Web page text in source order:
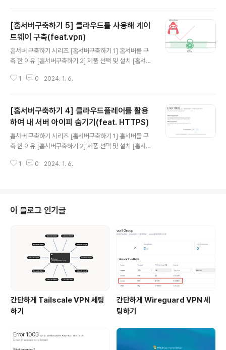
서버구축하기 6] Docker 및 Docker Swarm 설정하기
[홈서버구축하기 7] 공유 스토리지를 만들어보자(feat. 시
놀로지) [홈서버구축하기 8] 완성된 내 홈서버 네트워크 구
성도 및 홈서버 배치 모습 그리고 총 비용 홈서버에서 서비
스 운영을 위해서 나는 Docker 그리고 Docker Swarm
사용했다. 이번글에는 그 이유와, 사용법을 서술 ..
[홈서버구축하기 5] 클라우드를 사용해 게이
트웨이 구축(feat.vpn)
홈서버 구축하기 시리즈 [홈서버구축하기 1] 홈서버를 구
축 한 이유 [홈서버구축하기 2] 제품 선택 및 설치 [홈서버
고 DDNS [홈서버구축하기 4] 클라우드플레어를 활용하
서버구축하기 6] Docker 및 Docker Swarm 설정하기
[홈서버구축하기 7] 공유 스토리지를 만들어보자(feat. 시
놀로지) [홈서버구축하기 8] 완성된 내 홈서버 네트워크 구
성도 및 홈서버 배치 모습 그리고 총 비용 내가 처음 홈서버
구축에 크게 걱정하던 것 중 하나가 DDoS이다. 첫째, Clo
udflare에서 DDoS 보호모드가 있다라고는 ..
1 0 2024. 1. 6.
[홈서버구축하기 4] 클라우드플레어를 활용
하여 내 서버 아이피 숨기기(feat. HTTPS)
홈서버 구축하기 시리즈 [홈서버구축하기 1] 홈서버를 구
축 한 이유 [홈서버구축하기 2] 제품 선택 및 설치 [홈서버
고 DDNS [홈서버구축하기 4] 클라우드플레어를 활용하
[홈서버구축하기 7] 공유 스토리지를 만들어보자(feat. 시
놀로지) [홈서버구축하기 8] 완성된 내 홈서버 네트워크 구
대로 내가 염려하는 사항중에 하나는 내 서버의 아이피가
공공에 노출되는 것이다. 이는 누군가 내 서버에 대해 안
1 0 2024. 1. 6.
이 블로그 인기글
간단하게 Tailscale VPN 세팅
하기
간단하게 Wireguard VPN 세
팅하기